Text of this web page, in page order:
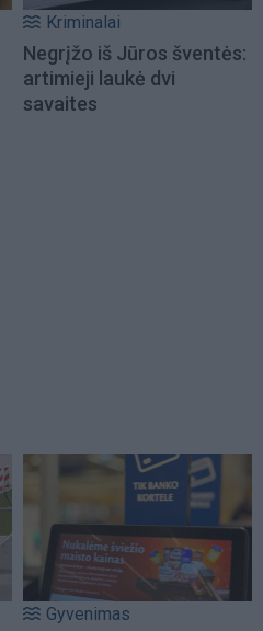
Kriminalai
Negrįžo iš Jūros šventės:
artimieji laukė dvi
savaites
Gyvenimas